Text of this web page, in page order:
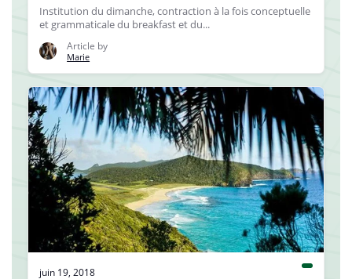
Institution du dimanche, contraction à la fois conceptuelle
et grammaticale du breakfast et du...
Article by
Marie
juin 19, 2018